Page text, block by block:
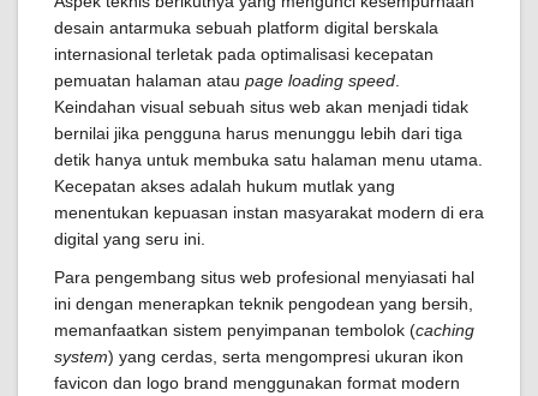
desain antarmuka sebuah platform digital berskala
internasional terletak pada optimalisasi kecepatan
pemuatan halaman atau page loading speed
Keindahan visual sebuah situs web akan menjadi tidak
bernilai jika pengguna harus menunggu lebih dari tiga
detik hanya untuk membuka satu halaman menu utama.
Kecepatan akses adalah hukum mutlak yang
menentukan kepuasan instan masyarakat modern di era
digital yang seru ini.
Para pengembang situs web profesional menyiasati hal
ini dengan menerapkan teknik pengodean yang bersih,
memanfaatkan sistem penyimpanan tembolok (caching
system) yang cerdas, serta mengompresi ukuran ikon
favicon dan logo brand menggunakan format modern